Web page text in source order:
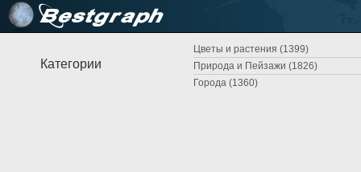
Категории
Цветы и растения (1399)
Природа и Пейзажи (1826)
Города (1360)